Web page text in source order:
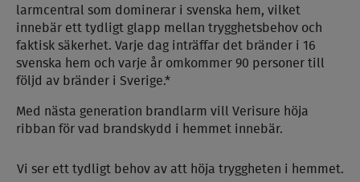
larmcentral som dominerar i svenska hem, vilket
innebär ett tydligt glapp mellan trygghetsbehov och
faktisk säkerhet. Varje dag inträffar det bränder i 16
svenska hem och varje år omkommer 90 personer till
följd av bränder i Sverige.*
Med nästa generation brandlarm vill Verisure höja
ribban för vad brandskydd i hemmet innebär.
Vi ser ett tydligt behov av att höja tryggheten i hemmet.